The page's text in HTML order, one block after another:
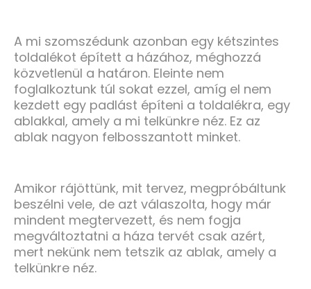
A mi szomszédunk azonban egy kétszintes
toldalékot épített a házához, méghozzá
közvetlenül a határon. Eleinte nem
foglalkoztunk túl sokat ezzel, amíg el nem
kezdett egy padlást építeni a toldalékra, egy
ablakkal, amely a mi telkünkre néz. Ez az
ablak nagyon felbosszantott minket.
Amikor rájöttünk, mit tervez, megpróbáltunk
beszélni vele, de azt válaszolta, hogy már
mindent megtervezett, és nem fogja
megváltoztatni a háza tervét csak azért,
mert nekünk nem tetszik az ablak, amely a
telkünkre néz.